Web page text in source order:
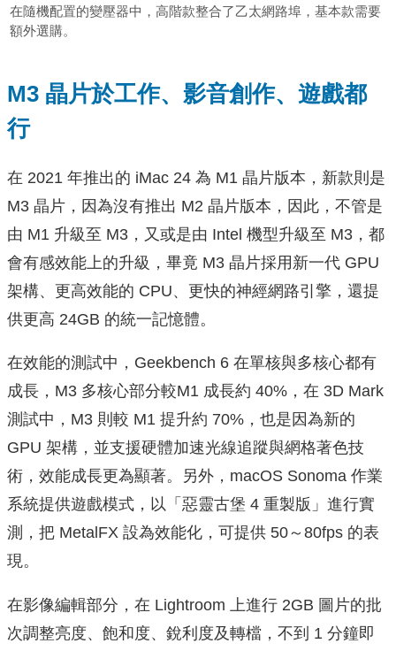
在隨機配置的變壓器中，高階款整合了乙太網路埠，基本款需要
額外選購。
M3 晶片於工作、影音創作、遊戲都
行
在 2021 年推出的 iMac 24 為 M1 晶片版本，新款則是
M3 晶片，因為沒有推出 M2 晶片版本，因此，不管是
由 M1 升級至 M3，又或是由 Intel 機型升級至 M3，都
會有感效能上的升級，畢竟 M3 晶片採用新一代 GPU
架構、更高效能的 CPU、更快的神經網路引擎，還提
供更高 24GB 的統一記憶體。
在效能的測試中，Geekbench 6 在單核與多核心都有
成長，M3 多核心部分較M1 成長約 40%，在 3D Mark
測試中，M3 則較 M1 提升約 70%，也是因為新的
GPU 架構，並支援硬體加速光線追蹤與網格著色技
術，效能成長更為顯著。另外，macOS Sonoma 作業
系統提供遊戲模式，以「惡靈古堡 4 重製版」進行實
測，把 MetalFX 設為效能化，可提供 50～80fps 的表
現。
在影像編輯部分，在 Lightroom 上進行 2GB 圖片的批
次調整亮度、飽和度、銳利度及轉檔，不到 1 分鐘即